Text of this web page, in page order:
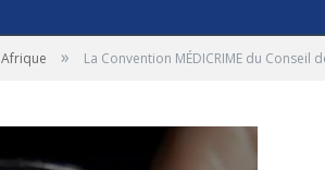
Afrique » La Convention MÉDICRIME du Conseil